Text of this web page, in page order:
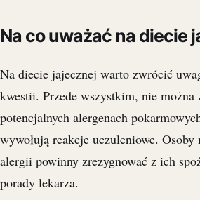
Na co uważać na diecie
Na diecie jajecznej warto zwrócić
kwestii. Przede wszystkim, nie można
potencjalnych alergenach
wywołują reakcje uczuleniowe. Osoby
alergii powinny zrezygnować z ich
porady lekarza.